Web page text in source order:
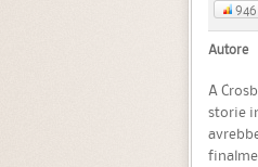
946
Autore
A
storie